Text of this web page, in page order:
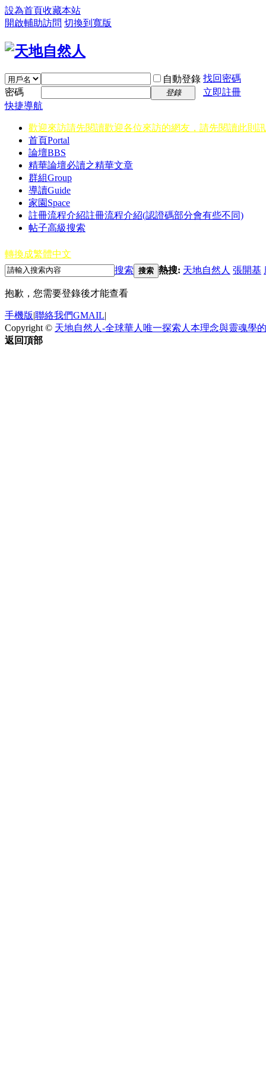
設為首頁收藏本站
開啟輔助訪問 切換到寬版
自動登錄 找回密碼
密碼
登錄
立即註冊
快捷導航
歡迎來訪請先閱讀歡迎各位來訪的網友，請先閱讀此則
首頁Portal
論壇BBS
精華論壇必讀之精華文章
群組Group
導讀Guide
家園 Space
註冊流程介紹註冊流程介紹(認證碼部分會有些不同)
帖子高級搜索
轉換成繁體中文
搜索 搜索 熱搜: 天地自然人 張開基
抱歉，您需要登錄後才能查看
手機版|聯絡我們GMAIL|
Copyright © 天地自然人-全球華人唯一探索人本理念與靈魂學
返回頂部